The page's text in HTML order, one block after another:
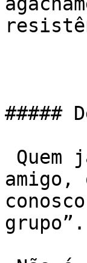
#####
amigo,
grupo”.